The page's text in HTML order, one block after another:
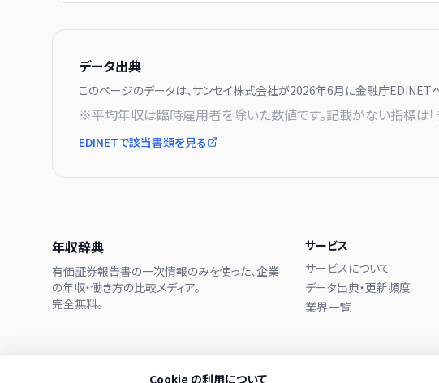
データ出典
このページのデータは、サンセイ株式会社が2026年6月に金融庁EDINET
※平均年収は臨時雇用者を除いた数値です。記載がない指標は「
EDINETで該当書類を見る
年収辞典
有価証券報告書の一次情報のみを使った、企業
の年収・働き方の比較メディア。
完全無料。
サービス
サービスについて
データ出典・更新頻度
業界一覧
Cookie の利用について